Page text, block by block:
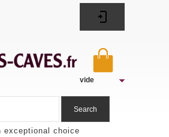
exceptional choice
vide
Search